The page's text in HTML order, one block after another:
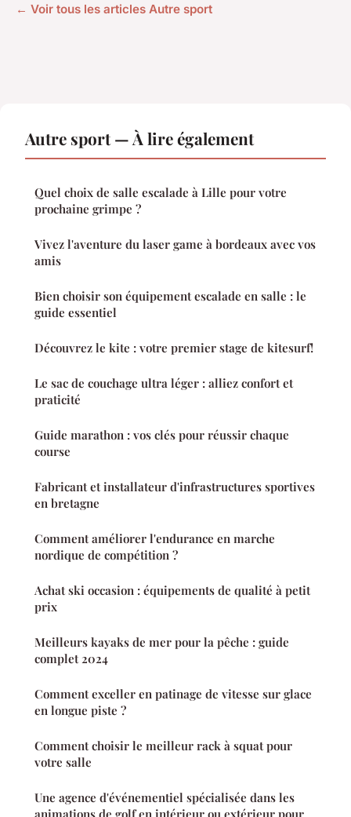
← Voir tous les articles Autre sport
Autre sport — À lire également
Quel choix de salle escalade à Lille pour votre
prochaine grimpe ?
Vivez l'aventure du laser game à bordeaux avec vos
amis
Bien choisir son équipement escalade en salle : le
guide essentiel
Découvrez le kite : votre premier stage de kitesurf!
Le sac de couchage ultra léger : alliez confort et
praticité
Guide marathon : vos clés pour réussir chaque
course
Fabricant et installateur d'infrastructures sportives
en bretagne
Comment améliorer l'endurance en marche
nordique de compétition ?
Achat ski occasion : équipements de qualité à petit
prix
Meilleurs kayaks de mer pour la pêche : guide
complet 2024
Comment exceller en patinage de vitesse sur glace
en longue piste ?
Comment choisir le meilleur rack à squat pour
votre salle
Une agence d'événementiel spécialisée dans les
animations de golf en intérieur ou extérieur pour